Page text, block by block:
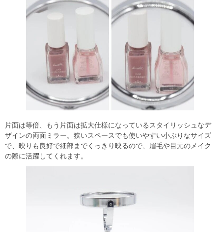
片面は等倍、もう片面は拡大仕様になっているスタイリッシュなデ
ザインの両面ミラー。狭いスペースでも使いやすい小ぶりなサイズ
で、映りも良好で細部までくっきり映るので、眉毛や目元のメイク
の際に活躍してくれます。